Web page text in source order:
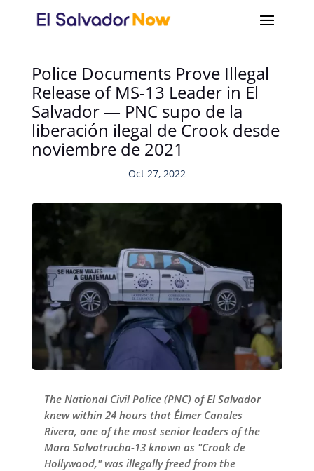
Police Documents Prove Illegal
Release of MS-13 Leader in El
Salvador — PNC supo de la
liberación ilegal de Crook desde
noviembre de 2021
Oct 27, 2022
The National Civil Police (PNC) of El Salvador
knew within 24 hours that Élmer Canales
Rivera, one of the most senior leaders of the
Mara Salvatrucha-13 known as "Crook de
Hollywood," was illegally freed from the